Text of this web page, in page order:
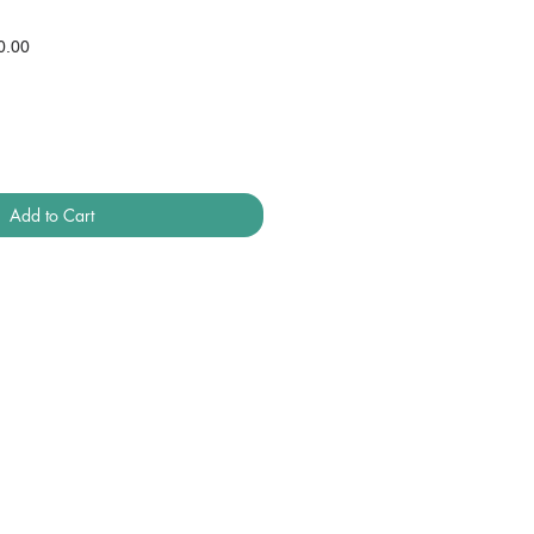
Sale
Add to Cart